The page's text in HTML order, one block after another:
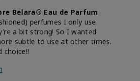
Belara® Eau de Parfum
perfumes I only use
a bit strong! So I wanted
subtle to use at other times.
choice!!